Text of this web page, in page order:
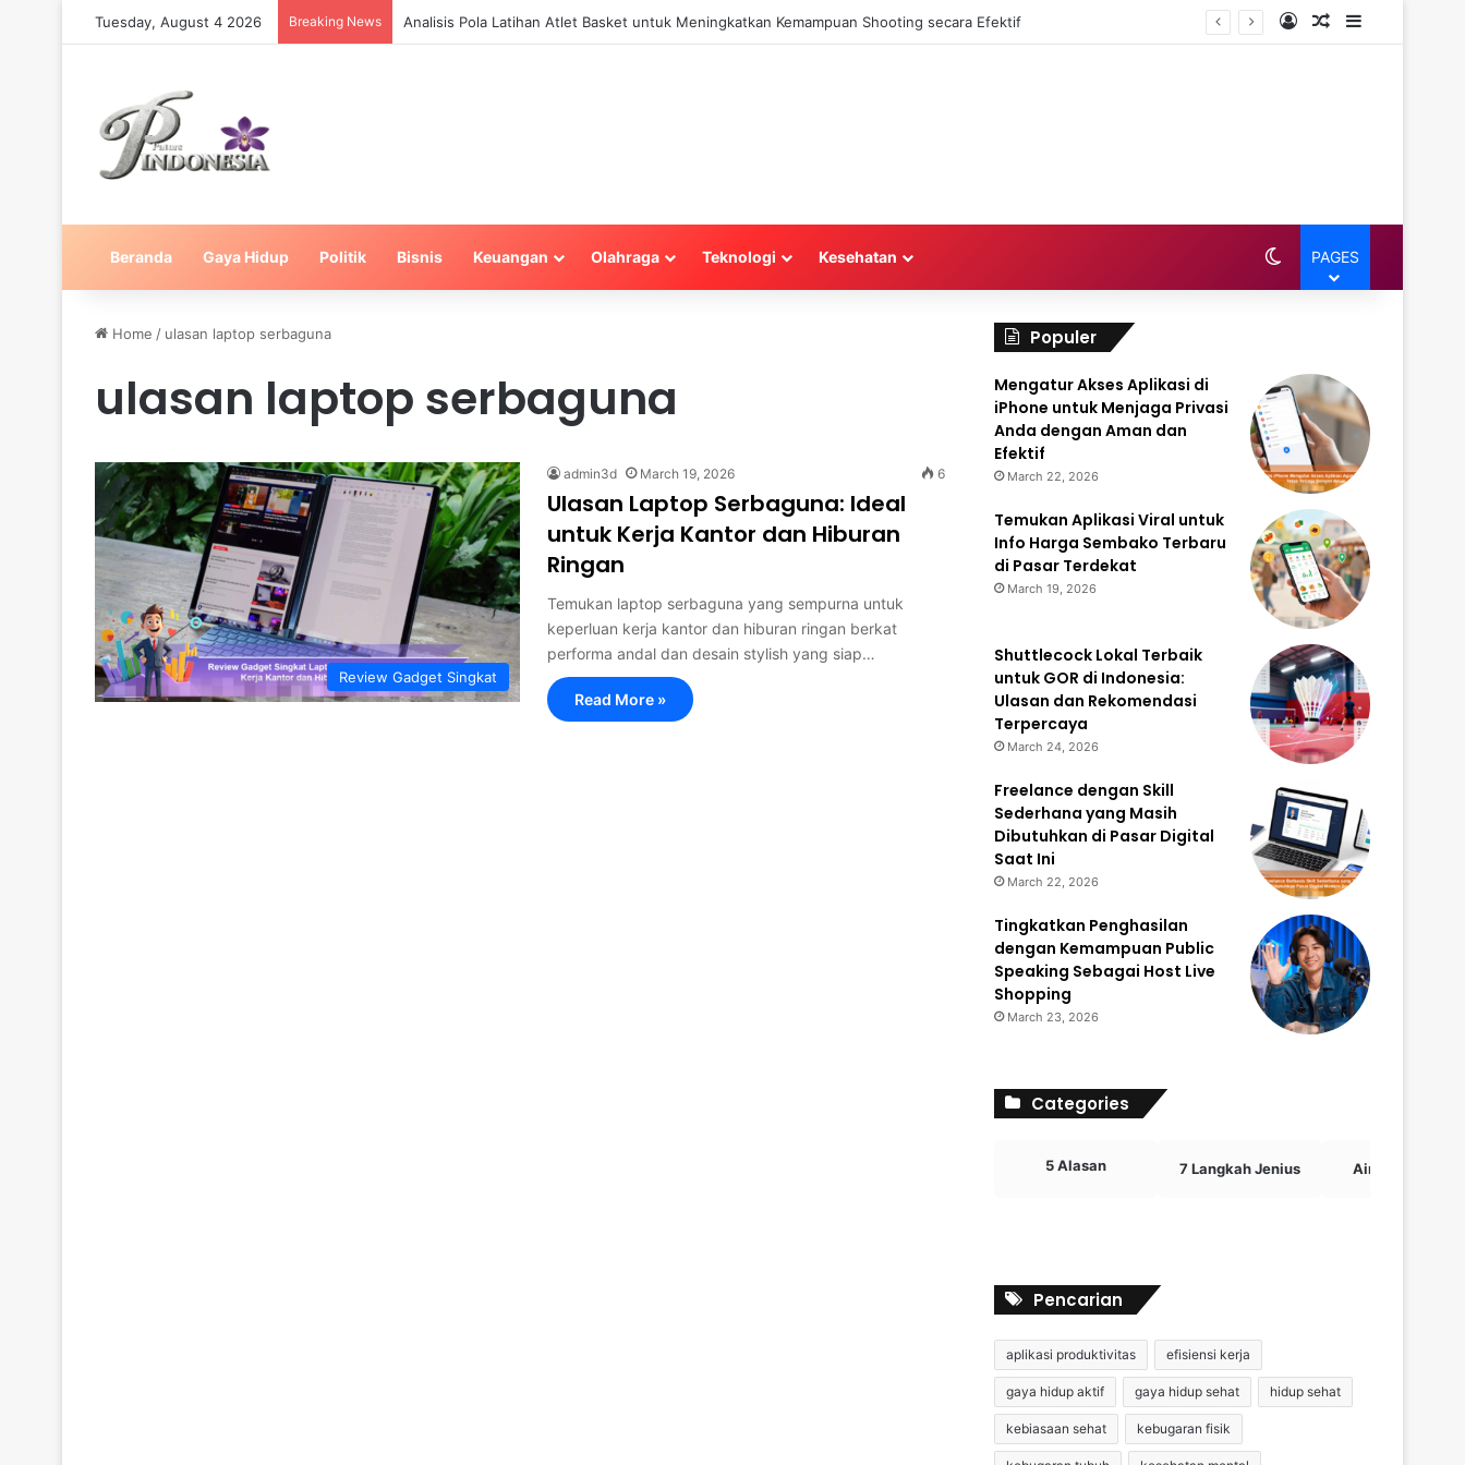
Tuesday, August 4 2026 Breaking News Analisis Pola Latihan Atlet Basket untuk Meningkatkan Kemampuan Shooting secara Efektif Log InRandom Article
Sidebar
Beranda Gaya Hidup Politik Bisnis Keuangan Olahraga Teknologi Kesehatan Switch skin
PAGES
Home / ulasan laptop serbaguna
ulasan laptop serbaguna
Review Gadget Singkat
admin3d March 19, 2026 6
Ulasan Laptop Serbaguna: Ideal
untuk Kerja Kantor dan Hiburan
Ringan
Temukan laptop serbaguna yang sempurna untuk
keperluan kerja kantor dan hiburan ringan berkat
performa andal dan desain stylish yang siap…
Read More »
Populer
Mengatur Akses Aplikasi di
iPhone untuk Menjaga Privasi
Anda dengan Aman dan
Efektif
March 22, 2026
Temukan Aplikasi Viral untuk
Info Harga Sembako Terbaru
di Pasar Terdekat
March 19, 2026
Shuttlecock Lokal Terbaik
untuk GOR di Indonesia:
Ulasan dan Rekomendasi
Terpercaya
March 24, 2026
Freelance dengan Skill
Sederhana yang Masih
Dibutuhkan di Pasar Digital
Saat Ini
March 22, 2026
Tingkatkan Penghasilan
dengan Kemampuan Public
Speaking Sebagai Host Live
Shopping
March 23, 2026
Categories
5 Alasan 7 Langkah Jenius Airdrop Crypto
Pencarian
aplikasi produktivitas efisiensi kerja
gaya hidup aktif gaya hidup sehat hidup sehat
kebiasaan sehat kebugaran fisik